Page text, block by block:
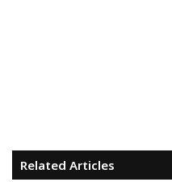
Related Articles